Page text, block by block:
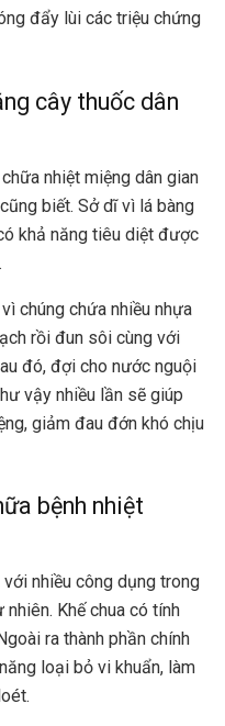
đẩy lùi các triệu chứng
cây thuốc dân
nhiệt miệng dân gian
biết. Sở dĩ vì lá bàng
khả năng tiêu diệt được
chúng chứa nhiều nhựa
rồi đun sôi cùng với
đó, đợi cho nước nguội
vậy nhiều lần sẽ giúp
giảm đau đớn khó chịu
bệnh nhiệt
nhiều công dụng trong
Khế chua có tính
ra thành phần chính
loại bỏ vi khuẩn, làm